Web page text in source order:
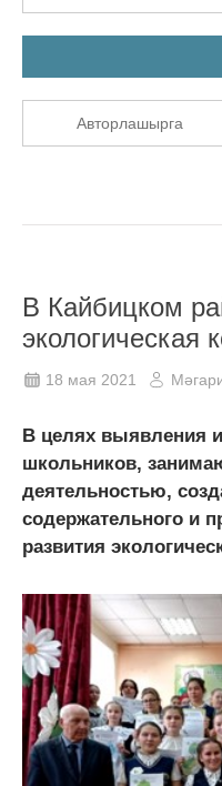
Авторлашырга
В Кайбицком
экологическая
18 мая 2021
В целях выявления
школьников,
деятельностью,
содержательного и
развития